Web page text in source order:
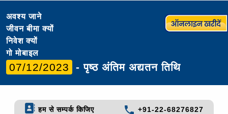
अवश्य जाने
जीवन बीमा क्यों
निवेश क्यों
गो मोबाइल
07/12/2023 - पृष्ठ अंतिम अद्यतन तिथि
हम से सम्पर्क किजिए
+91-22-68276827